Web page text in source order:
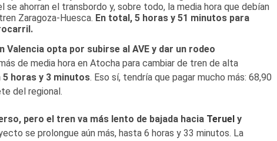
se ahorran el transbordo y, sobre todo, la media hora que debían
Zaragoza-Huesca. En total, 5 horas y 51 minutos para
Valencia opta por subirse al AVE y dar un rodeo
de media hora en Atocha para cambiar de tren de alta
5 horas y 3 minutos. Eso sí, tendría que pagar mucho más: 68,90
del regional.
pero el tren va más lento de bajada hacia Teruel y
se prolongue aún más, hasta 6 horas y 33 minutos. La